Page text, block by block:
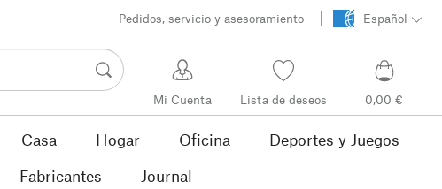
Pedidos, servicio y asesoramiento Español
Mi Cuenta Lista de deseos 0,00 €
Casa Hogar Oficina
Deportes y Juegos
Fabricantes Journal